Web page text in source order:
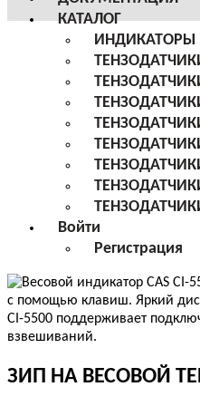
КАТАЛОГ
ИНДИКАТОРЫ
Войти
Регистрация
ЗИП НА ВЕСОВОЙ